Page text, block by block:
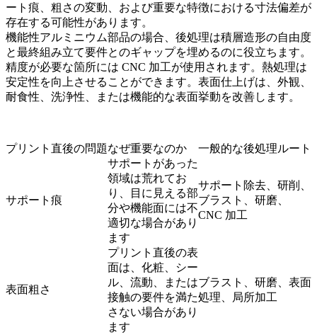
ート痕、粗さの変動、および重要な特徴における寸法偏差が
存在する可能性があります。
機能性アルミニウム部品の場合、後処理は積層造形の自由度
と最終組み立て要件とのギャップを埋めるのに役立ちます。
精度が必要な箇所には CNC 加工が使用されます。熱処理は
安定性を向上させることができます。表面仕上げは、外観、
耐食性、洗浄性、または機能的な表面挙動を改善します。
プリント直後の問題なぜ重要なのか 一般的な後処理ルート
サポート痕
サポートがあった
領域は荒れてお
り、目に見える部
分や機能面には不
適切な場合があり
ます
サポート除去、研削、
ブラスト、研磨、
CNC 加工
表面粗さ
プリント直後の表
面は、化粧、シー
ル、流動、または
接触の要件を満た
さない場合があり
ます
ブラスト、研磨、表面
処理、局所加工